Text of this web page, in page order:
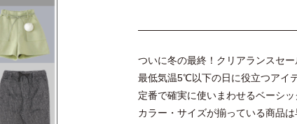
ついに冬の最終！クリアランスセー
最低気温5℃以下の日に役立つアイ
定番で確実に使いまわせるベーシ
カラー・サイズが揃っている商品